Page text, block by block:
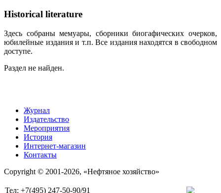
Historical literature
Здесь собраны мемуары, сборники биогафических очерков,
юбилейные издания и т.п. Все издания находятся в свободном
доступе.
Раздел не найден.
Журнал
Издательство
Мероприятия
История
Интернет-магазин
Контакты
Copyright © 2001-2026, «Нефтяное хозяйство»
Тел: +7(495) 247-50-90/91